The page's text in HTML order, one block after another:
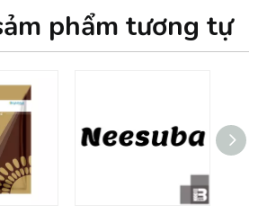
phẩm tương tự